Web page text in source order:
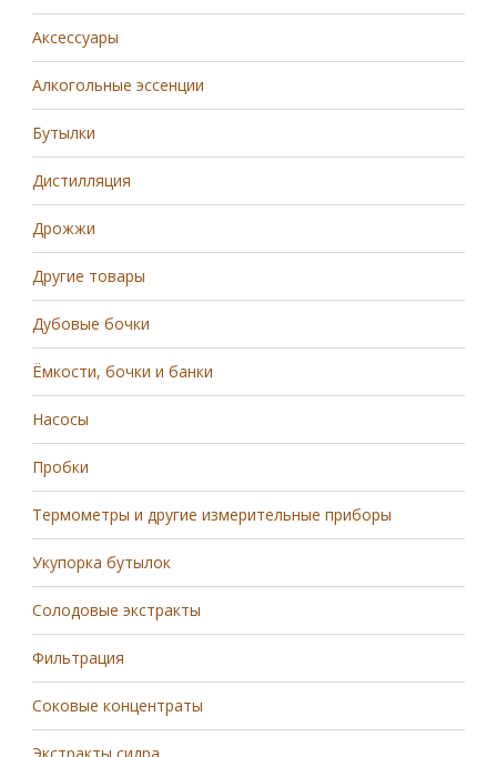
Аксессуары
Алкогольные эссенции
Бутылки
Дистилляция
Дрожжи
Другие товары
Дубовые бочки
Ёмкости, бочки и банки
Насосы
Пробки
Термометры и другие измерительные приборы
Укупорка бутылок
Солодовые экстракты
Фильтрация
Соковые концентраты